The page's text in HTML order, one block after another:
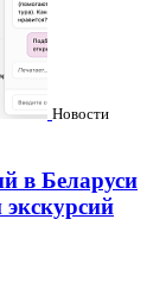
Новости
в Беларуси